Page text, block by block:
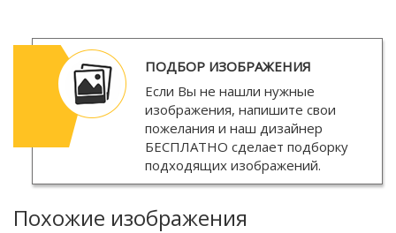
ПОДБОР ИЗОБРАЖЕНИЯ
Если Вы не нашли нужные
изображения, напишите свои
пожелания и наш дизайнер
БЕСПЛАТНО сделает подборку
подходящих изображений.
Похожие изображения